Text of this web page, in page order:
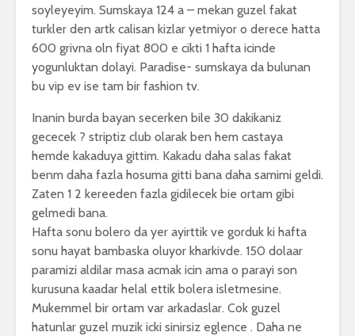
soyleyeyim. Sumskaya 124 a – mekan guzel fakat
turkler den artk calisan kizlar yetmiyor o derece hatta
600 grivna oln fiyat 800 e cikti 1 hafta icinde
yogunluktan dolayi. Paradise- sumskaya da bulunan
bu vip ev ise tam bir fashion tv.
Inanin burda bayan secerken bile 30 dakikaniz
gececek ? striptiz club olarak ben hem castaya
hemde kakaduya gittim. Kakadu daha salas fakat
benm daha fazla hosuma gitti bana daha samimi geldi.
Zaten 1 2 kereeden fazla gidilecek bie ortam gibi
gelmedi bana.
Hafta sonu bolero da yer ayirttik ve gorduk ki hafta
sonu hayat bambaska oluyor kharkivde. 150 dolaar
paramizi aldilar masa acmak icin ama o parayi son
kurusuna kaadar helal ettik bolera isletmesine.
Mukemmel bir ortam var arkadaslar. Cok guzel
hatunlar guzel muzik icki sinirsiz eglence . Daha ne